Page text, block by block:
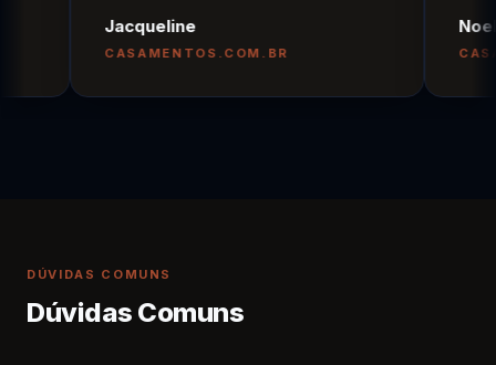
Jacqueline
CASAMENTOS.COM.BR
Noelita
DÚVIDAS COMUNS
Dúvidas Comuns